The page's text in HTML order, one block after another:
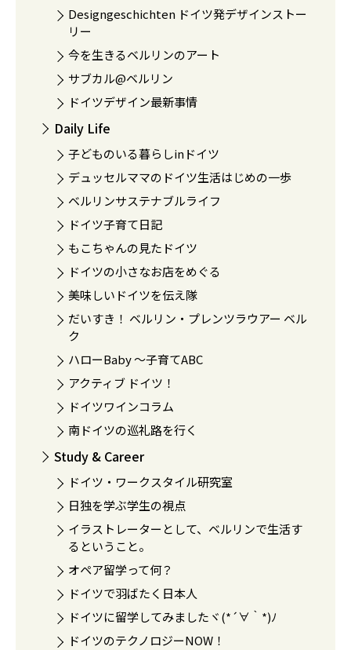
Designgeschichten ドイツ発デザインストー
リー
今を生きるベルリンのアート
サブカル@ベルリン
ドイツデザイン最新事情
Daily Life
子どものいる暮らしinドイツ
デュッセルママのドイツ生活はじめの一歩
ベルリンサステナブルライフ
ドイツ子育て日記
もこちゃんの見たドイツ
ドイツの小さなお店をめぐる
美味しいドイツを伝え隊
だいすき！ ベルリン・プレンツラウアー ベル
ク
ハローBaby 〜子育てABC
アクティブ ドイツ！
ドイツワインコラム
南ドイツの巡礼路を行く
Study & Career
ドイツ・ワークスタイル研究室
日独を学ぶ学生の視点
イラストレーターとして、ベルリンで生活す
るということ。
オペア留学って何？
ドイツで羽ばたく日本人
ドイツに留学してみましたヾ(*´∀｀*)ﾉ
ドイツのテクノロジーNOW！